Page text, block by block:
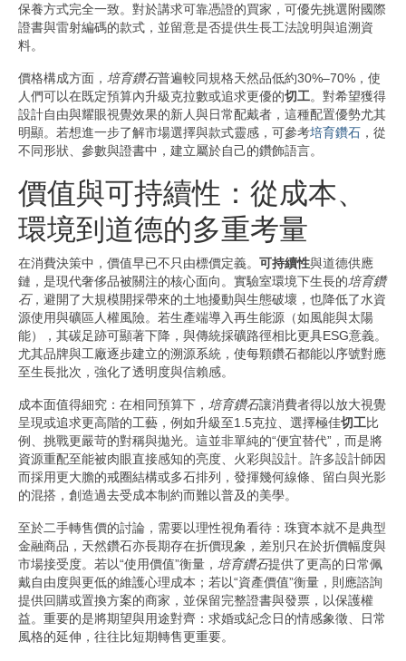
保養方式完全一致。對於講求可靠憑證的買家，可優先挑選附國際
證書與雷射編碼的款式，並留意是否提供生長工法說明與追溯資
料。
價格構成方面， 培育鑽石普遍較同規格天然品低約30%–70%，使
人們可以在既定預算內升級克拉數或追求更優的切工。對希望獲得
設計自由與耀眼視覺效果的新人與日常配戴者，這種配置優勢尤其
明顯。若想進一步了解市場選擇與款式靈感，可參考培育鑽石 ，從
不同形狀、參數與證書中，建立屬於自己的鑽飾語言。
價值與可持續性：從成本、
環境到道德的多重考量
在消費決策中，價值早已不只由標價定義。 可持續性與道德供應
鏈，是現代奢侈品被關注的核心面向。實驗室環境下生長的培育鑽
石，避開了大規模開採帶來的土地擾動與生態破壞，也降低了水資
源使用與礦區人權風險。若生產端導入再生能源（如風能與太陽
能），其碳足跡可顯著下降，與傳統採礦路徑相比更具ESG意義。
尤其品牌與工廠逐步建立的溯源系統，使每顆鑽石都能以序號對應
至生長批次，強化了透明度與信賴感。
成本面值得細究：在相同預算下， 培育鑽石讓消費者得以放大視覺
呈現或追求更高階的工藝，例如升級至1.5克拉、選擇極佳切工比
例、挑戰更嚴苛的對稱與拋光。這並非單純的“便宜替代”，而是將
資源重配至能被肉眼直接感知的亮度、火彩與設計。許多設計師因
而採用更大膽的戒圈結構或多石排列，發揮幾何線條、留白與光影
的混搭，創造過去受成本制約而難以普及的美學。
至於二手轉售價的討論，需要以理性視角看待：珠寶本就不是典型
金融商品，天然鑽石亦長期存在折價現象，差別只在於折價幅度與
市場接受度。若以“使用價值”衡量， 培育鑽石提供了更高的日常佩
戴自由度與更低的維護心理成本；若以“資產價值”衡量，則應諮詢
提供回購或置換方案的商家，並保留完整證書與發票，以保護權
益。重要的是將期望與用途對齊：求婚或紀念日的情感象徵、日常
風格的延伸，往往比短期轉售更重要。